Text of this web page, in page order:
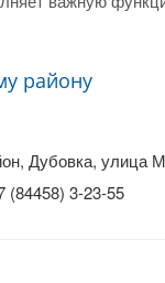
району
Дубовка, улица
(84458) 3-23-55